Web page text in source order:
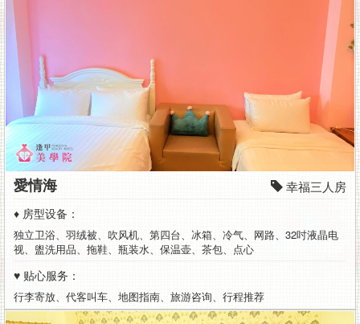
愛情海 幸福三人房
♦ 房型设备：
独立卫浴、羽绒被、吹风机、第四台、冰箱、冷气、网路、32吋液晶电
视、盥洗用品、拖鞋、瓶装水、保温壶、茶包、点心
♥ 贴心服务：
行李寄放、代客叫车、地图指南、旅游咨询、行程推荐